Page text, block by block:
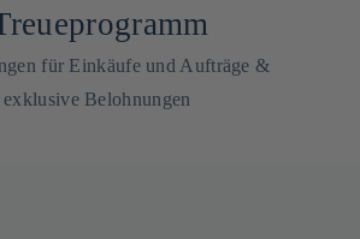
für Einkäufe und Aufträge &
exklusive Belohnungen